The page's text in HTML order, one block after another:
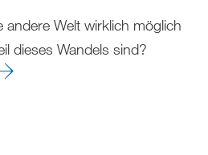
andere Welt wirklich möglich
dieses Wandels sind?